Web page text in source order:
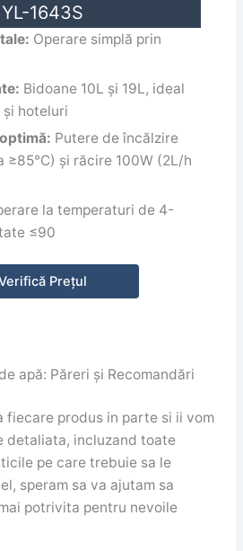
YL-1643S
Operare simplă prin
Bidoane 10L și 19L, ideal
hoteluri
Putere de încălzire
≥85°C) și răcire 100W (2L/h
la temperaturi de 4-
≤90
Prețul
apă: Păreri și Recomandări
fiecare produs in parte si ii vom
detaliata, incluzand toate
pe care trebuie sa le
speram sa va ajutam sa
potrivita pentru nevoile